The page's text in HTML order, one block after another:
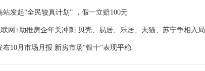
站发起“全民较真计划” ，假一立赔100元
网+助推房企年关冲刺 贝壳、易居、乐居、天猫、苏宁争相入局
布10月市场月报 新房市场“银十”表现平稳